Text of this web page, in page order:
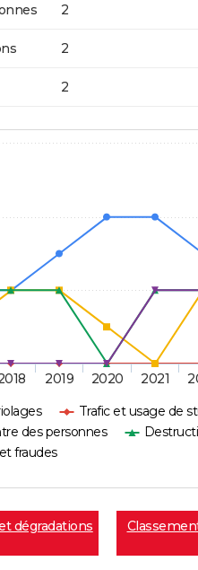
2
2
2
Trafic et usage de
des personnes
fraudes
2019 2020 2021
dégradations